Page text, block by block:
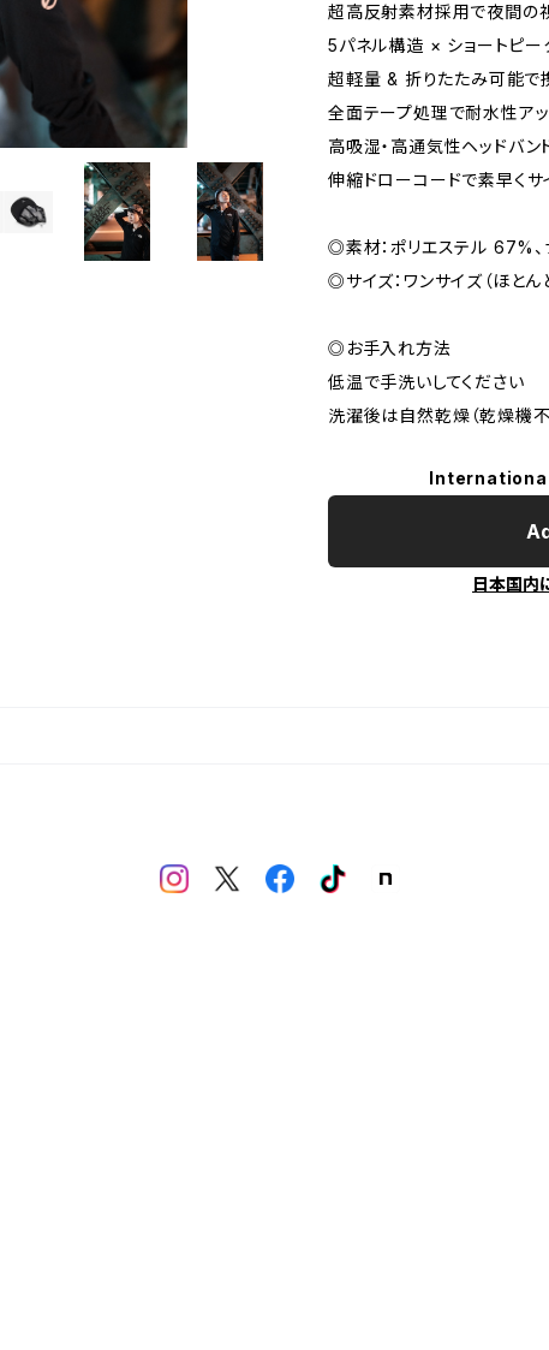
超高反射素材採用で夜間の
5パネル構造 × ショートピー
超軽量 & 折りたたみ可能
全面テープ処理で耐水性ア
高吸湿・高通気性ヘッドバン
伸縮ドローコードで素早く
◎素材：ポリエステル 67%
◎サイズ：ワンサイズ（ほと
◎お手入れ方法
低温で手洗いしてください
洗濯後は自然乾燥（乾燥機不
日本国内